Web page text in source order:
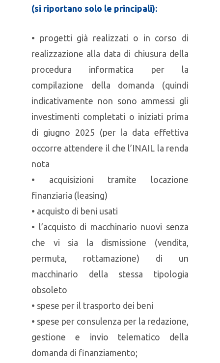
(si riportano solo le principali):
• progetti già realizzati o in corso di
realizzazione alla data di chiusura della
procedura informatica per la
compilazione della domanda (quindi
indicativamente non sono ammessi gli
investimenti completati o iniziati prima
di giugno 2025 (per la data effettiva
occorre attendere il che l’INAIL la renda
nota
• acquisizioni tramite locazione
finanziaria (leasing)
• acquisto di beni usati
• l’acquisto di macchinario nuovi senza
che vi sia la dismissione (vendita,
permuta, rottamazione) di un
macchinario della stessa tipologia
obsoleto
• spese per il trasporto dei beni
• spese per consulenza per la redazione,
gestione e invio telematico della
domanda di finanziamento;